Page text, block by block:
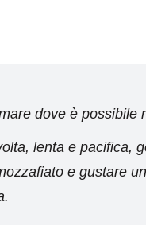
dove è possibile
lenta e pacifica,
e gustare